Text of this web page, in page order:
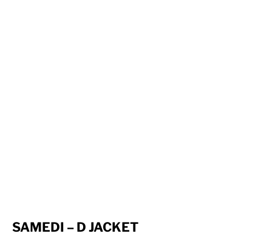
SAMEDI – D JACKET